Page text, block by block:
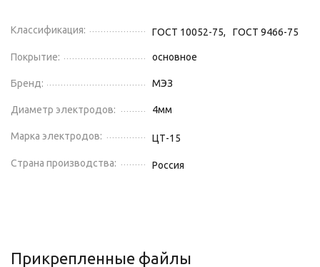
Классификация: ГОСТ 10052-75, ГОСТ 9466-75
Покрытие: основное
Бренд: МЭЗ
Диаметр электродов: 4мм
Марка электродов: ЦТ-15
Страна производства: Россия
Прикрепленные файлы